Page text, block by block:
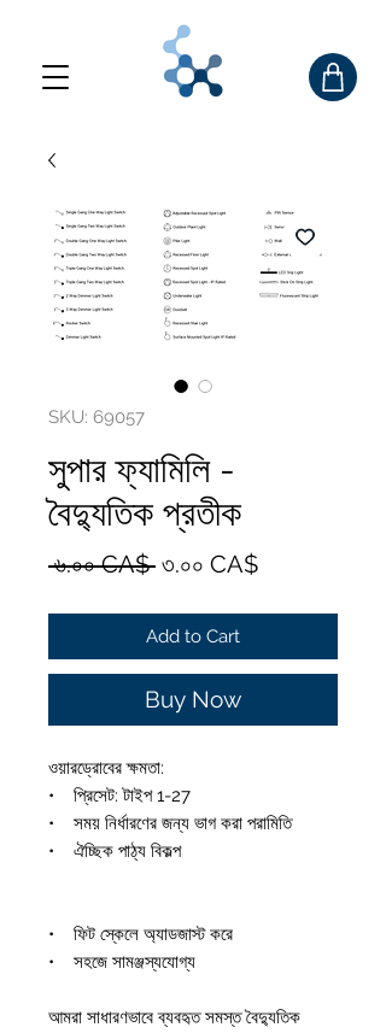
SKU: 69057
সুপার ফ্যামিলি -
বৈদ্যুতিক প্রতীক
৬.০০ CA$ Regular
৩.০০ CA$Sale
Add to Cart
Buy Now
ওয়ারড্রোবের ক্ষমতা:
• প্রিসেট: টাইপ 1-27
• সময় নির্ধারণের জন্য ভাগ করা পরামিতি
• ঐচ্ছিক পাঠ্য বিকল্প
• ফিট স্কেলে অ্যাডজাস্ট করে
• সহজে সামঞ্জস্যযোগ্য
আমরা সাধারণভাবে ব্যবহৃত সমস্ত বৈদ্যুতিক